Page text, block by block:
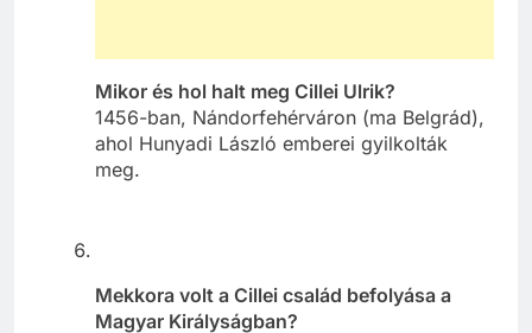
Mikor és hol halt meg Cillei Ulrik?
1456-ban, Nándorfehérváron (ma Belgrád),
ahol Hunyadi László emberei gyilkolták
meg.
Mekkora volt a Cillei család befolyása a
Magyar Királyságban?